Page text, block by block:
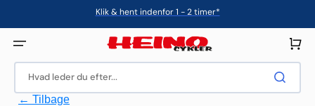
Klik & hent indenfor 1 - 2 timer*
Hvad leder du efter...
← Tilbage